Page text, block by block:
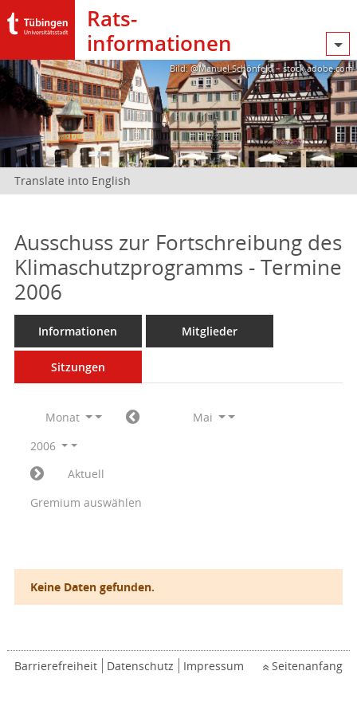
Rats­
informationen
Bild: @Manuel Schönfeld – stock.adobe.com
Translate into English
Ausschuss zur Fortschreibung des
Klimaschutzprogramms - Termine
2006
Informationen Mitglieder
Sitzungen
Monat
Mai
2006
Aktuell
Gremium auswählen
Keine Daten gefunden.
Barrierefreiheit Datenschutz Impressum Seitenanfang